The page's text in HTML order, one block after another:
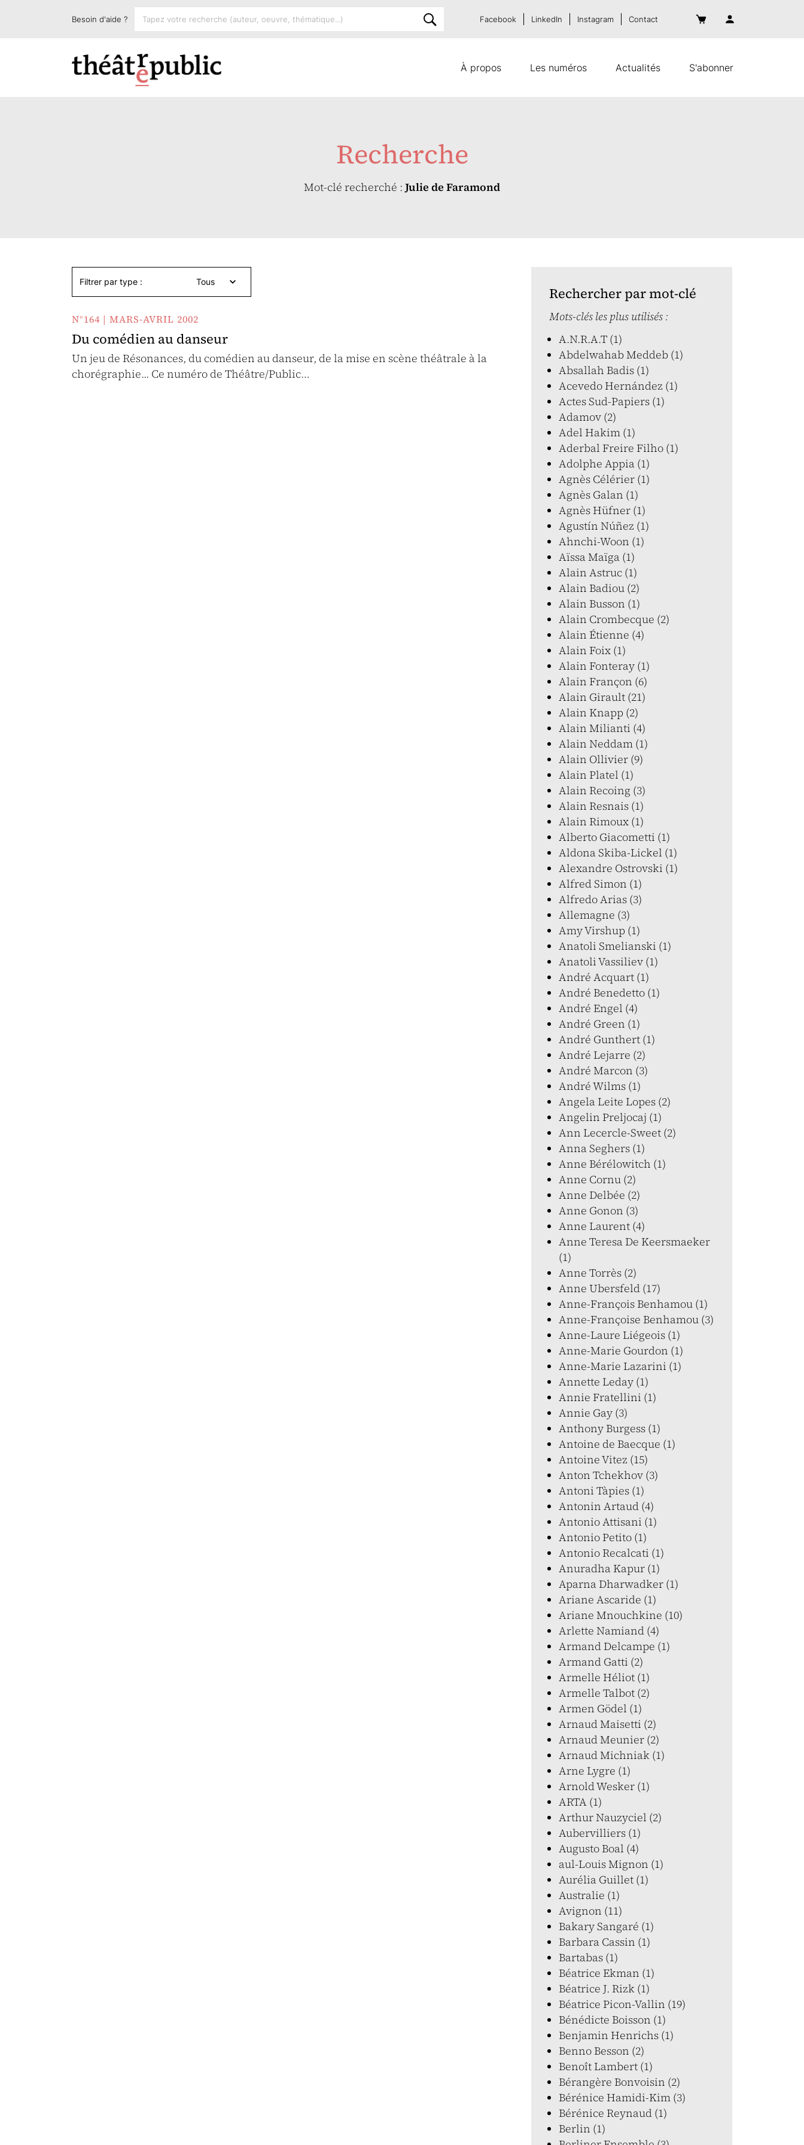
À propos Les numéros Actualités S'abonner
Besoin d'aide ? Facebook LinkedIn Instagram Contact
Recherche
Mot-clé recherché :Julie de Faramond
Filtrer par type : Tous
N°164 | MARS-AVRIL 2002
Du comédien au danseur
Un jeu de Résonances, du comédien au danseur, de la mise en scène théâtrale à la
chorégraphie... Ce numéro de Théâtre/Public…
Rechercher par mot-clé
Mots-clés les plus utilisés :
A.N.R.A.T (1)
Abdelwahab Meddeb (1)
Absallah Badis (1)
Acevedo Hernández (1)
Actes Sud-Papiers (1)
Adamov (2)
Adel Hakim (1)
Aderbal Freire Filho (1)
Adolphe Appia (1)
Agnès Célérier (1)
Agnès Galan (1)
Agnès Hüfner (1)
Agustín Núñez (1)
Ahnchi-Woon (1)
Aïssa Maïga (1)
Alain Astruc (1)
Alain Badiou (2)
Alain Busson (1)
Alain Crombecque (2)
Alain Étienne (4)
Alain Foix (1)
Alain Fonteray (1)
Alain Françon (6)
Alain Girault (21)
Alain Knapp (2)
Alain Milianti (4)
Alain Neddam (1)
Alain Ollivier (9)
Alain Platel (1)
Alain Recoing (3)
Alain Resnais (1)
Alain Rimoux (1)
Alberto Giacometti (1)
Aldona Skiba-Lickel (1)
Alexandre Ostrovski (1)
Alfred Simon (1)
Alfredo Arias (3)
Allemagne (3)
Amy Virshup (1)
Anatoli Smelianski (1)
Anatoli Vassiliev (1)
André Acquart (1)
André Benedetto (1)
André Engel (4)
André Green (1)
André Gunthert (1)
André Lejarre (2)
André Marcon (3)
André Wilms (1)
Angela Leite Lopes (2)
Angelin Preljocaj (1)
Ann Lecercle-Sweet (2)
Anna Seghers (1)
Anne Bérélowitch (1)
Anne Cornu (2)
Anne Delbée (2)
Anne Gonon (3)
Anne Laurent (4)
Anne Teresa De Keersmaeker
(1)
Anne Torrès (2)
Anne Ubersfeld (17)
Anne-François Benhamou (1)
Anne-Françoise Benhamou (3)
Anne-Laure Liégeois (1)
Anne-Marie Gourdon (1)
Anne-Marie Lazarini (1)
Annette Leday (1)
Annie Fratellini (1)
Annie Gay (3)
Anthony Burgess (1)
Antoine de Baecque (1)
Antoine Vitez (15)
Anton Tchekhov (3)
Antoni Tàpies (1)
Antonin Artaud (4)
Antonio Attisani (1)
Antonio Petito (1)
Antonio Recalcati (1)
Anuradha Kapur (1)
Aparna Dharwadker (1)
Ariane Ascaride (1)
Ariane Mnouchkine (10)
Arlette Namiand (4)
Armand Delcampe (1)
Armand Gatti (2)
Armelle Héliot (1)
Armelle Talbot (2)
Armen Gödel (1)
Arnaud Maisetti (2)
Arnaud Meunier (2)
Arnaud Michniak (1)
Arne Lygre (1)
Arnold Wesker (1)
ARTA (1)
Arthur Nauzyciel (2)
Aubervilliers (1)
Augusto Boal (4)
aul-Louis Mignon (1)
Aurélia Guillet (1)
Australie (1)
Avignon (11)
Bakary Sangaré (1)
Barbara Cassin (1)
Bartabas (1)
Béatrice Ekman (1)
Béatrice J. Rizk (1)
Béatrice Picon-Vallin (19)
Bénédicte Boisson (1)
Benjamin Henrichs (1)
Benno Besson (2)
Benoît Lambert (1)
Bérangère Bonvoisin (2)
Bérénice Hamidi-Kim (3)
Bérénice Reynaud (1)
Berlin (1)